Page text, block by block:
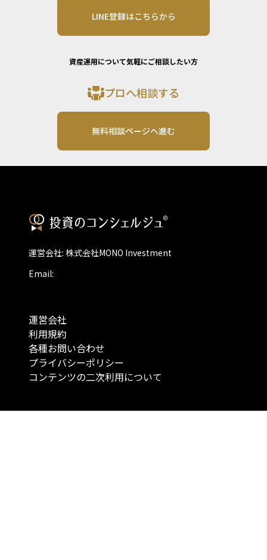
LINE登録はこちらから
資産運用について気軽にご相談したい方
プロへ相談する
無料相談ページへ進む
運営会社: 株式会社MONO Investment
Email:
運営会社
利用規約
各種お問い合わせ
プライバシーポリシー
コンテンツの二次利用について